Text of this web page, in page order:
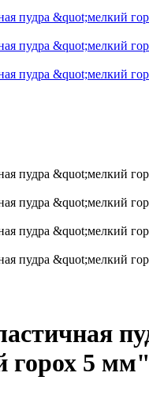
горох 5